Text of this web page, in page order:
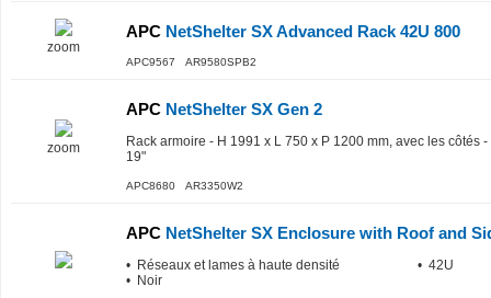
zoom
APC NetShelter SX Advanced Rack 42U 800
APC9567 AR9580SPB2
zoom
APC NetShelter SX Gen 2
Rack armoire - H 1991 x L 750 x P 1200 mm, avec les côtés
19"
APC8680 AR3350W2
APC NetShelter SX Enclosure with Roof and
• Réseaux et lames à haute densité
• Noir
• 42U